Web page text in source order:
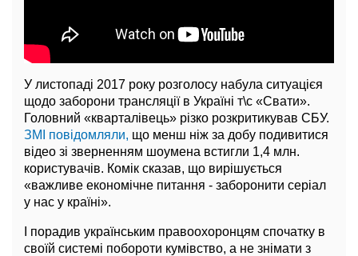
У листопаді 2017 року розголосу набула ситуацієя
щодо заборони трансляції в Україні т\с «Свати».
Головний «кварталівець» різко розкритикував СБУ.
ЗМІ повідомляли, що менш ніж за добу подивитися
відео зі зверненням шоумена встигли 1,4 млн.
користувачів. Комік сказав, що вирішується
«важливе економічне питання - заборонити серіал
у нас у країні».
І порадив українським правоохоронцям спочатку в
своїй системі побороти кумівство, а не знімати з